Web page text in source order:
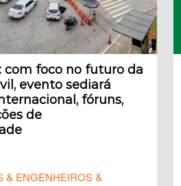
com foco no futuro da
evento sediará
fóruns,
de
& ENGENHEIROS &